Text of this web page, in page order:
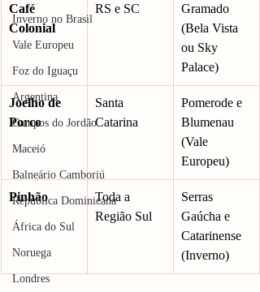
Inverno no Brasil
Vale Europeu
Foz do Iguaçu
Argentina
Campos do Jordão
Maceió
Balneário Camboriú
República Dominicana
África do Sul
Noruega
Londres
Café
Colonial
RS e SC
Gramado
(Bela Vista
ou Sky
Palace)
Joelho de
Porco
Santa
Catarina
Pomerode e
Blumenau
(Vale
Europeu)
Pinhão
Toda a
Região Sul
Serras
Gaúcha e
Catarinense
(Inverno)